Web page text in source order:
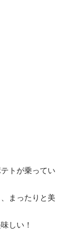
トが乗ってい
まったりと美
しい！